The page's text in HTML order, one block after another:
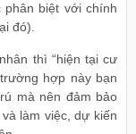
biệt với chính
đó).
thì “hiện tại cư
hợp này bạn
mà nên đảm bảo
làm việc, dự kiến